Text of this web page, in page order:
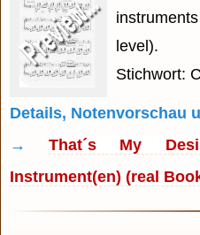
level).
Stichwort:
Details, Notenvorschau
→That´s My
Instrument(en) (real